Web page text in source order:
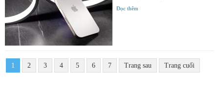
Đọc thêm
1 2 3 4 5 6 7 Trang sau Trang cuối